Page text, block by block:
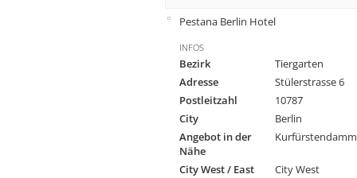
Pestana Berlin Hotel
INFOS
Bezirk
Tiergarten
Adresse
Stülerstrasse 6
Postleitzahl
10787
City
Berlin
Angebot in der
Nähe
Kurfürstendamm
City West / East
City West